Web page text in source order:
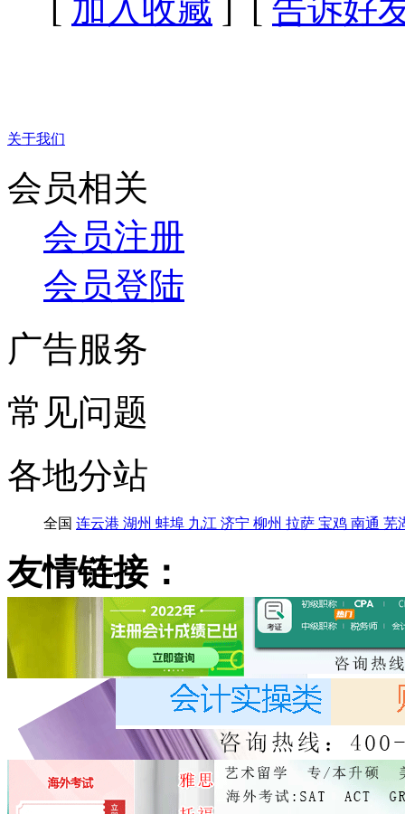
加入收藏 告诉好
关于我们
会员相关
会员注册
会员登陆
广告服务
常见问题
各地分站
全国 连云港 湖州 蚌埠 九江 济宁 柳州 拉萨 宝鸡 南通 芜
友情链接：